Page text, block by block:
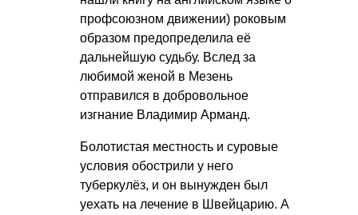
профсоюзном движении) роковым
образом предопределила её
дальнейшую судьбу. Вслед за
любимой женой в Мезень
отправился в добровольное
изгнание Владимир Арманд.
Болотистая местность и суровые
условия обострили у него
туберкулёз, и он вынужден был
уехать на лечение в Швейцарию. А